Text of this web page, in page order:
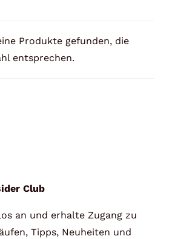
Kontakt
Produkte gefunden, die
entsprechen.
Club
an und erhalte Zugang zu
Tipps, Neuheiten und